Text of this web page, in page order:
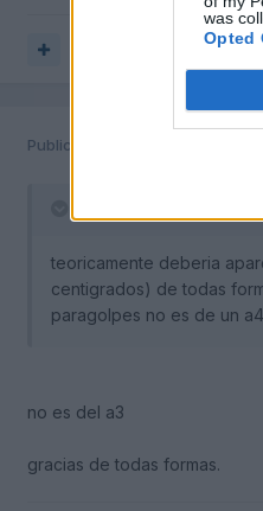
was
Opted
Publicado
teoricamente deberia
centigrados) de todas
paragolpes no es de un
no es del a3
gracias de todas formas.